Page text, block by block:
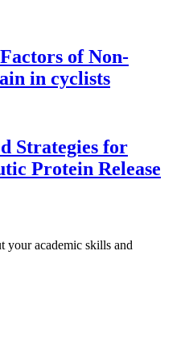
of Non-
in cyclists
Strategies for
Protein Release
your academic skills and